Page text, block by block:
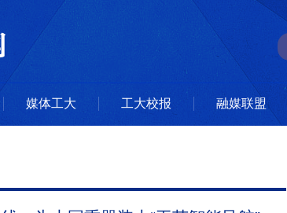
媒体工大 工大校报 融媒联盟